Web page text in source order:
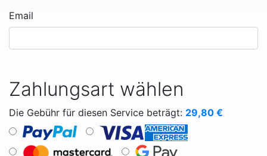
Email
Zahlungsart wählen
Die Gebühr für diesen Service beträgt: 29,80 €